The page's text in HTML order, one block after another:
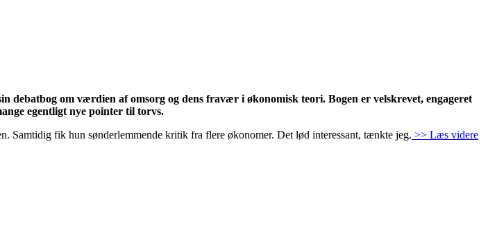
om værdien af omsorg og dens fravær i økonomisk teori. Bogen er velskrevet, engageret
egentligt nye pointer til torvs.
Samtidig fik hun sønderlemmende kritik fra flere økonomer. Det lød interessant, tænkte jeg. >> Læs videre